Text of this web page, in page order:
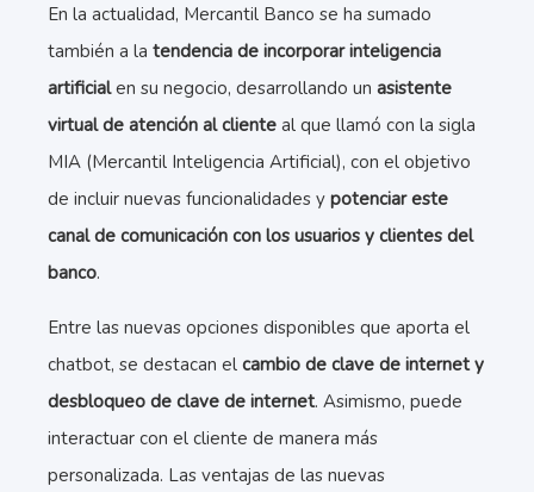
En la actualidad, Mercantil Banco se ha sumado
también a la tendencia de incorporar inteligencia
artificialen su negocio, desarrollando un asistente
virtual de atención al cliente al que llamó con la sigla
MIA (Mercantil Inteligencia Artificial), con el objetivo
de incluir nuevas funcionalidades y potenciar este
canal de comunicación con los usuarios y clientes del
banco.
Entre las nuevas opciones disponibles que aporta el
chatbot, se destacan el cambio de clave de internet y
desbloqueo de clave de internet. Asimismo, puede
interactuar con el cliente de manera más
personalizada. Las ventajas de las nuevas